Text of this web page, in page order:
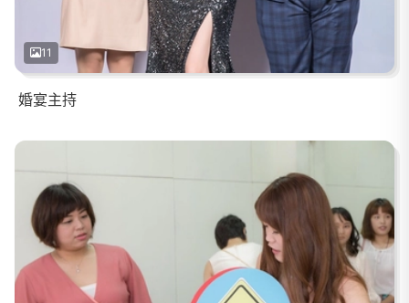
11
婚宴主持